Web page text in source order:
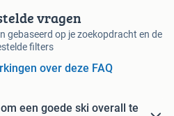
vragen
gebaseerd op je zoekopdracht en de
filters
over deze FAQ
een goede ski overall te